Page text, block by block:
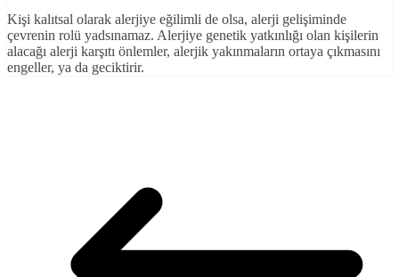
Kişi kalıtsal olarak alerjiye eğilimli de olsa, alerji gelişiminde
çevrenin rolü yadsınamaz. Alerjiye genetik yatkınlığı olan kişilerin
alacağı alerji karşıtı önlemler, alerjik yakınmaların ortaya çıkmasını
engeller, ya da geciktirir.